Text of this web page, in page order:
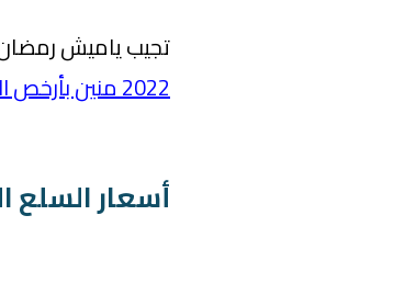
تجيب ياميش
2022 منين بأرخص الأسعار؟
أسعار السلع